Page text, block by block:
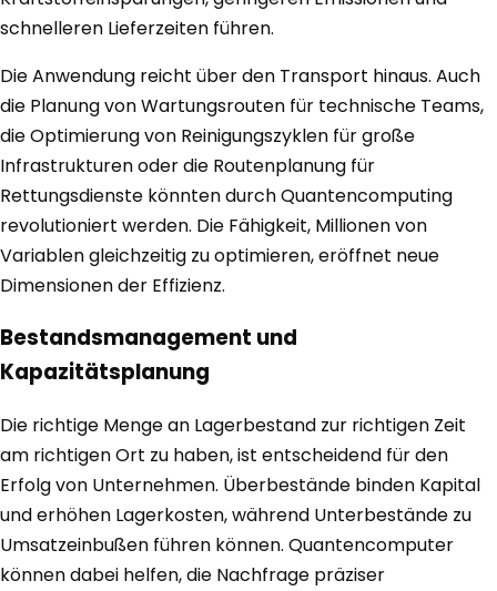
schnelleren Lieferzeiten führen.
Die Anwendung reicht über den Transport hinaus. Auch
die Planung von Wartungsrouten für technische Teams,
die Optimierung von Reinigungszyklen für große
Infrastrukturen oder die Routenplanung für
Rettungsdienste könnten durch Quantencomputing
revolutioniert werden. Die Fähigkeit, Millionen von
Variablen gleichzeitig zu optimieren, eröffnet neue
Dimensionen der Effizienz.
Bestandsmanagement und
Kapazitätsplanung
Die richtige Menge an Lagerbestand zur richtigen Zeit
am richtigen Ort zu haben, ist entscheidend für den
Erfolg von Unternehmen. Überbestände binden Kapital
und erhöhen Lagerkosten, während Unterbestände zu
Umsatzeinbußen führen können. Quantencomputer
können dabei helfen, die Nachfrage präziser